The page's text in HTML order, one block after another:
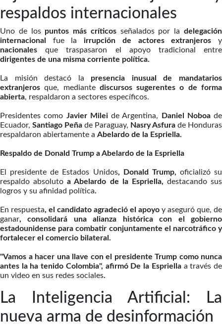
respaldos internacionales
Uno de lospuntos más críticos señalados por la delegación
internacional
fue lairrupción de actores extranjerosy
nacionalesque traspasaron el apoyo tradicional entre
dirigentes de una misma corriente política.
La misión destacó la presencia inusual de mandatarios
extranjerosque, mediante discursos sugerentes o de forma
abierta, respaldaron a sectores específicos.
Presidentes como Javier Mileide Argentina, Daniel Noboade
Ecuador, Santiago Peña de Paraguay, Nasry Asfura de Honduras
respaldaron abiertamente a Abelardo de la Espriella.
Respaldo de Donald Trump a Abelardo de la Espriella
El presidente de Estados Unidos, Donald Trump, oficializó su
respaldo absoluto a Abelardo de la Espriella, destacando sus
logros y su afinidad política.
En respuesta, el candidato agradeció el apoyo y aseguró que, de
ganar, consolidará una alianza histórica con el gobierno
estadounidense para combatir conjuntamente el narcotráfico y
fortalecer el comercio bilateral.
"Vamos a hacer una llave con el presidente Trump como nunca
antes la ha tenido Colombia", afirmó De la Espriella a través de
un video en sus redes sociales.
La Inteligencia Artificial: La
nueva arma de desinformación